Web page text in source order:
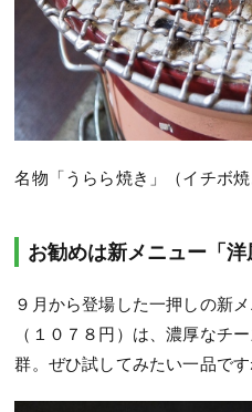
名物「うらら焼き」（イチボ焼
お勧めは新メニュー「洋
９月から登場した一押しの新
（１０７８円）は、濃厚なチ
群。ぜひ試してみたい一品です